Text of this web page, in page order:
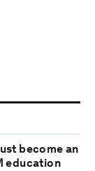
become an
education